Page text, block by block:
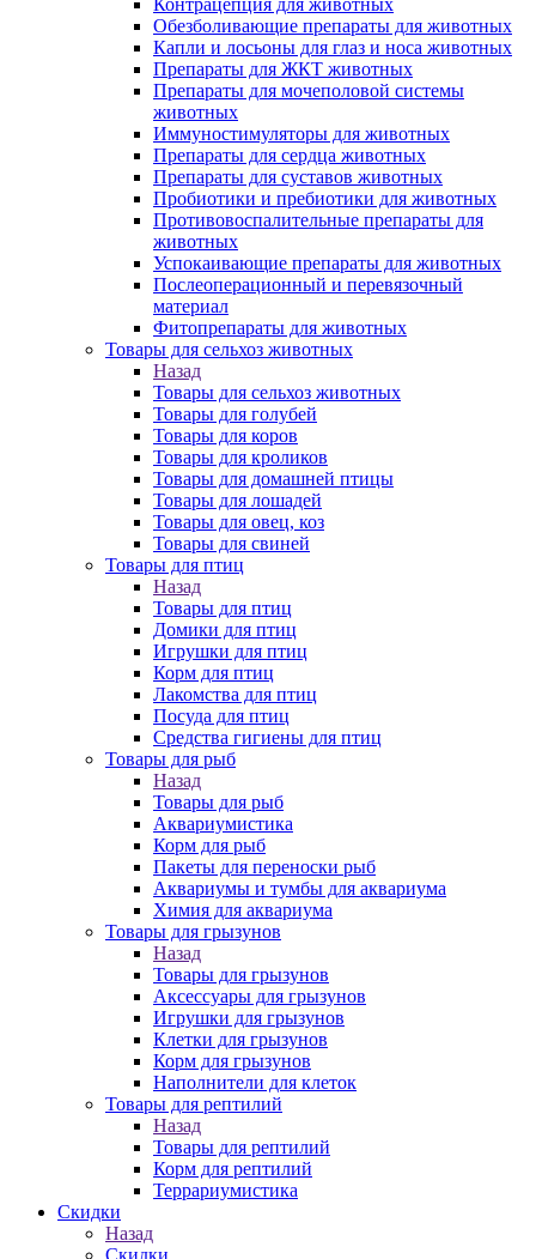
Контрацепция для животных
Обезболивающие препараты для животных
Капли и лосьоны для глаз и носа животных
Препараты для ЖКТ животных
Препараты для мочеполовой системы
животных
Иммуностимуляторы для животных
Препараты для сердца животных
Препараты для суставов животных
Пробиотики и пребиотики для животных
Противовоспалительные препараты для
животных
Успокаивающие препараты для животных
Послеоперационный и перевязочный
материал
Фитопрепараты для животных
Товары для сельхоз животных
Назад
Товары для сельхоз животных
Товары для голубей
Товары для коров
Товары для кроликов
Товары для домашней птицы
Товары для лошадей
Товары для овец, коз
Товары для свиней
Товары для птиц
Назад
Товары для птиц
Домики для птиц
Игрушки для птиц
Корм для птиц
Лакомства для птиц
Посуда для птиц
Средства гигиены для птиц
Товары для рыб
Назад
Товары для рыб
Аквариумистика
Корм для рыб
Пакеты для переноски рыб
Аквариумы и тумбы для аквариума
Химия для аквариума
Товары для грызунов
Назад
Товары для грызунов
Аксессуары для грызунов
Игрушки для грызунов
Клетки для грызунов
Корм для грызунов
Наполнители для клеток
Товары для рептилий
Назад
Товары для рептилий
Корм для рептилий
Террариумистика
Скидки
Назад
Скидки